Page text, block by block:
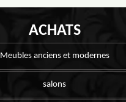
ACHATS
Meubles anciens et modernes
salons